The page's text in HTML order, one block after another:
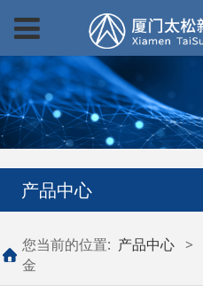
产品中心
您当前的位置: 产品中心 >
金